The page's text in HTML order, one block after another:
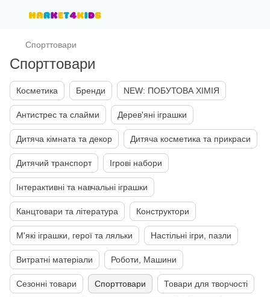
Спорттовари
Спорттовари
Косметика Бренди NEW: ПОБУТОВА ХІМІЯ
Антистрес та слайми Дерев'яні іграшки
Дитяча кімната та декор Дитяча косметика та прикраси
Дитячий транспорт Ігрові набори
Інтерактивні та навчальні іграшки
Канцтовари та література Конструктори
М'які іграшки, герої та ляльки Настільні ігри, пазли
Витратні матеріали Роботи, Машини
Сезонні товари Спорттовари Товари для творчості